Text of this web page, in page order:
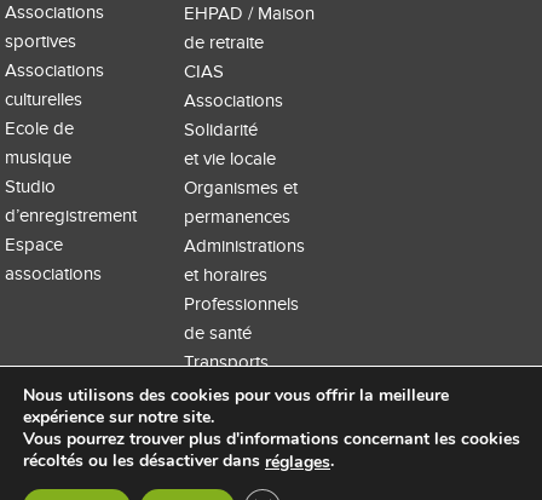
Associations
sportives
Associations
culturelles
Ecole de
musique
Studio
d’enregistrement
Espace
associations
EHPAD / Maison
de retraite
CIAS
Associations
Solidarité
et vie locale
Organismes et
permanences
Administrations
et horaires
Professionnels
de santé
Transports
Accueil Extranet Mentions légales
Site WordPress par Nouvel oeil
Nous utilisons des cookies pour vous offrir la meilleure
expérience sur notre site.
Vous pourrez trouver plus d'informations concernant les cookies
récoltés ou les désactiver dans réglages.